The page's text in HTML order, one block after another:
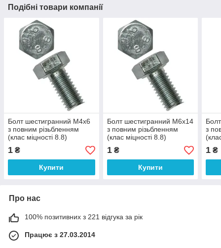
Подібні товари компанії
Болт шестигранний М4х6
з повним різьбленням
(клас міцності 8.8)
1 ₴
Купити
Болт шестигранний М6х14
з повним різьбленням
(клас міцності 8.8)
1₴
Купити
з
1 ₴
Про нас
100% позитивних з 221 відгука за рік
Працює з 27.03.2014